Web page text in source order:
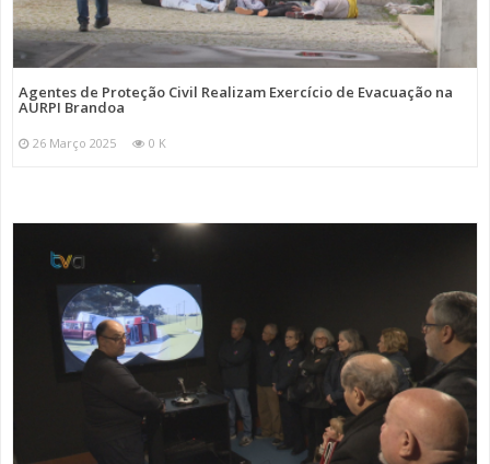
Agentes de Proteção Civil Realizam Exercício de Evacuação na
AURPI Brandoa
26 Março 2025 0 K